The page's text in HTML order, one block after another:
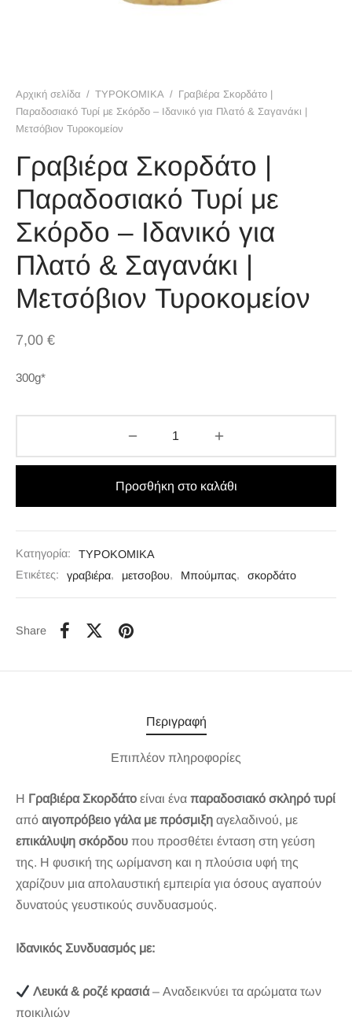
Αρχική σελίδα / ΤΥΡΟΚΟΜΙΚΑ / Γραβιέρα Σκορδάτο |
Παραδοσιακό Τυρί με Σκόρδο – Ιδανικό για Πλατό & Σαγανάκι |
Μετσόβιον Τυροκομείον
Γραβιέρα Σκορδάτο |
Παραδοσιακό Τυρί με
Σκόρδο – Ιδανικό για
Πλατό & Σαγανάκι |
Μετσόβιον Τυροκομείον
7,00 €
300g*
Προσθήκη στο καλάθι
Κατηγορία:
ΤΥΡΟΚΟΜΙΚΑ
Ετικέτες:
γραβιέρα, μετσοβου, Μπούμπας, σκορδάτο
Share
Περιγραφή
Επιπλέον πληροφορίες
Η Γραβιέρα Σκορδάτο είναι ένα παραδοσιακό σκληρό τυρί
από αιγοπρόβειο γάλα με πρόσμιξη αγελαδινού, με
επικάλυψη σκόρδου που προσθέτει ένταση στη γεύση
της. Η φυσική της ωρίμανση και η πλούσια υφή της
χαρίζουν μια απολαυστική εμπειρία για όσους αγαπούν
δυνατούς γευστικούς συνδυασμούς.
Ιδανικός Συνδυασμός με:
Λευκά & ροζέ κρασιά– Αναδεικνύει τα αρώματα των
ποικιλιών
ΚΑΛΑΘΙ
ΠΙΠΕΡΙΑΣ